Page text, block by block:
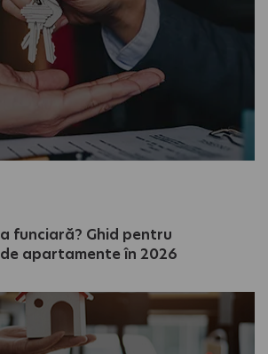
funciară? Ghid pentru
apartamente în 2026